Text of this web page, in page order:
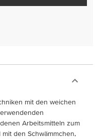
mit den weichen
Arbeitsmitteln zum
den Schwämmchen,